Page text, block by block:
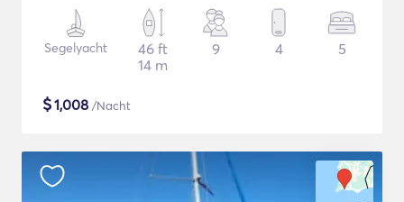
Segelyacht
46 ft
14 m
9 4 5
$1,008 /Nacht